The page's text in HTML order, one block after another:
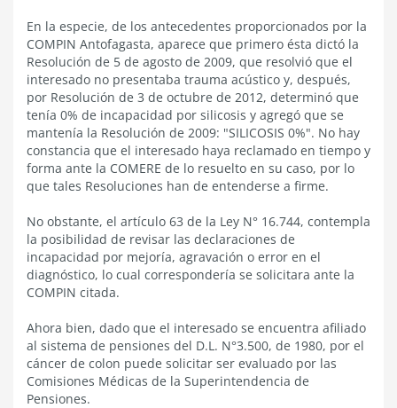
En la especie, de los antecedentes proporcionados por la
COMPIN Antofagasta, aparece que primero ésta dictó la
Resolución de 5 de agosto de 2009, que resolvió que el
interesado no presentaba trauma acústico y, después,
por Resolución de 3 de octubre de 2012, determinó que
tenía 0% de incapacidad por silicosis y agregó que se
mantenía la Resolución de 2009: "SILICOSIS 0%". No hay
constancia que el interesado haya reclamado en tiempo y
forma ante la COMERE de lo resuelto en su caso, por lo
que tales Resoluciones han de entenderse a firme.
No obstante, el artículo 63 de la Ley N° 16.744, contempla
la posibilidad de revisar las declaraciones de
incapacidad por mejoría, agravación o error en el
diagnóstico, lo cual correspondería se solicitara ante la
COMPIN citada.
Ahora bien, dado que el interesado se encuentra afiliado
al sistema de pensiones del D.L. N°3.500, de 1980, por el
cáncer de colon puede solicitar ser evaluado por las
Comisiones Médicas de la Superintendencia de
Pensiones.